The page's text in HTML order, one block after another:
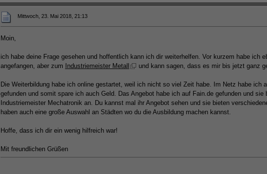
Mittwoch, 23. Mai 2018, 21:13
Moin,
ich habe deine Frage gesehen und hoffentlich kann ich dir weiterhelfen. Vor kurzem habe ich
angefangen, aber zum
Industriemeister Metall und kann sagen, dass es mir bis jetzt ganz
Die Weiterbildung habe ich online gestartet, weil ich nicht so viel Zeit habe. Im Netz habe ich
gefunden und somit spare ich auch Geld. Das Angebot habe ich auf Fain.de gefunden und sie
Industriemeister Mechatronik an. Du kannst mal ihr Angebot sehen und sie bieten
haben auch eine große Auswahl an Städten wo du die Ausbildung machen kannst.
Hoffe, dass ich dir ein wenig hilfreich war!
Mit freundlichen Grüßen